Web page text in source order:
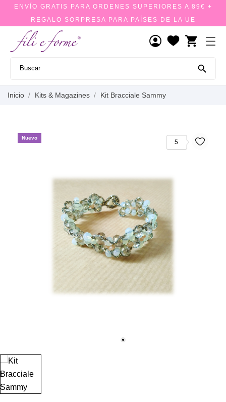
ENVÍO GRATIS PARA ORDENES SUPERIORES A 89€ +
REGALO SORPRESA PARA PAÍSES DE LA UE
shopping_cart

Inicio Kits & Magazines Kit Bracciale Sammy
Nuevo
5